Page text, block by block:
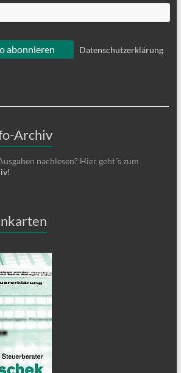
Datenschutzerklärung
Archiv
nachlesen? Hier geht´s zum